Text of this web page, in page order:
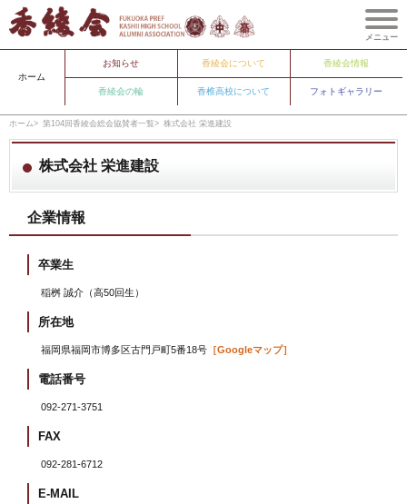
ホーム
お知らせ 香綾会について 香綾会情報
香綾会の輪 香椎高校について フォトギャラリー
メニュー
ホーム 第104回香綾会総会協賛者一覧 株式会社 栄進建設
株式会社 栄進建設
企業情報
卒業生
稲桝 誠介（高50回生）
所在地
福岡県福岡市博多区古門戸町5番18号 ［Googleマップ］
電話番号
092-271-3751
FAX
092-281-6712
E-MAIL